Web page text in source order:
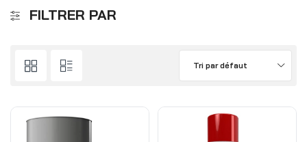
FILTRER PAR
Tri par défaut